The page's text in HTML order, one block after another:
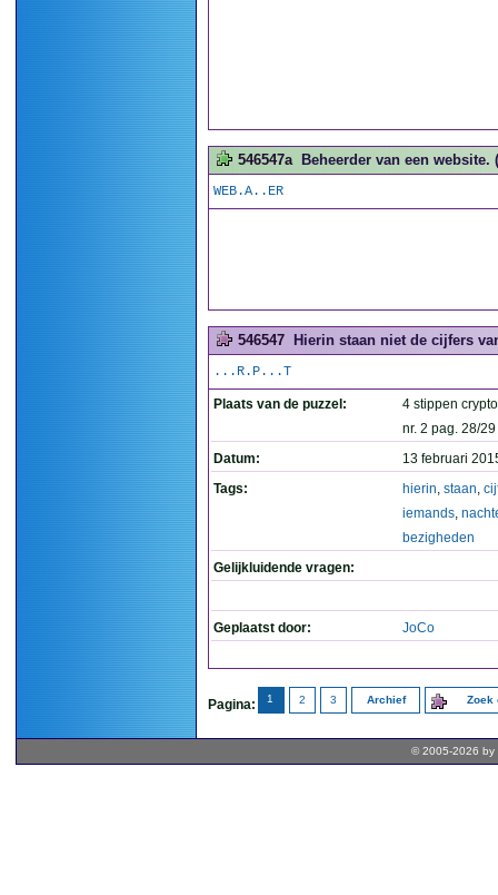
546547a Beheerder van een website.
WEB.A..ER
546547 Hierin staan niet de cijfers
...R.P...T
Plaats van de puzzel:
4 stippen
nr. 2 pag. 28/29
Datum:
13 februari
Tags:
hierin, staan,
iemands,
bezigheden
Gelijkluidende vragen:
Geplaatst door: JoCo
Pagina: 1 2 3 Archief Zoek
© 2005-2026 by